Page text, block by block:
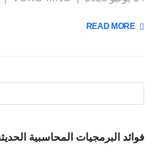
READ MORE +
فوائد البرمجيات المحاسبية